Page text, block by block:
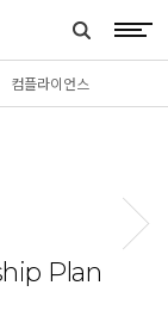
search
컴플라이언스
Plan
다음페이